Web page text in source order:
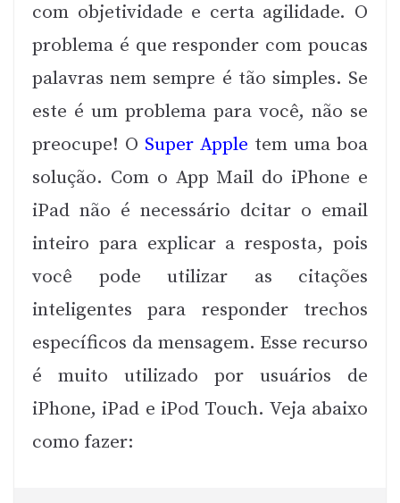
com objetividade e certa agilidade. O
problema é que responder com poucas
palavras nem sempre é tão simples. Se
este é um problema para você, não se
preocupe! O Super Apple tem uma boa
solução. Com o App Mail do iPhone e
iPad não é necessário dcitar o email
inteiro para explicar a resposta, pois
você pode utilizar as citações
inteligentes para responder trechos
específicos da mensagem. Esse recurso
é muito utilizado por usuários de
iPhone, iPad e iPod Touch. Veja abaixo
como fazer: